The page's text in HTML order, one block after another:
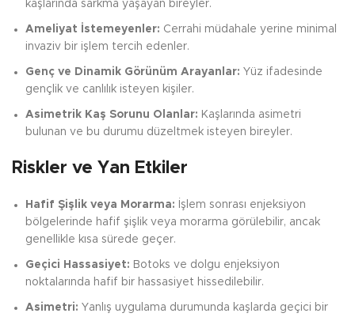
kaşlarında sarkma yaşayan bireyler.
Ameliyat İstemeyenler: Cerrahi müdahale yerine minimal
invaziv bir işlem tercih edenler.
Genç ve Dinamik Görünüm Arayanlar: Yüz ifadesinde
gençlik ve canlılık isteyen kişiler.
Asimetrik Kaş Sorunu Olanlar: Kaşlarında asimetri
bulunan ve bu durumu düzeltmek isteyen bireyler.
Riskler ve Yan Etkiler
Hafif Şişlik veya Morarma: İşlem sonrası enjeksiyon
bölgelerinde hafif şişlik veya morarma görülebilir, ancak
genellikle kısa sürede geçer.
Geçici Hassasiyet: Botoks ve dolgu enjeksiyon
noktalarında hafif bir hassasiyet hissedilebilir.
Asimetri: Yanlış uygulama durumunda kaşlarda geçici bir